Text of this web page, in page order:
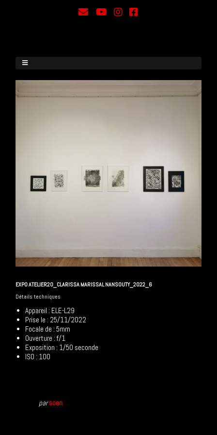
EXPO ATELIER20_CLARISSA MARISSAL NANSOUTY_2022_6
Détails techniques
Appareil : ELE-L29
Prise le : 25/11/2022
Focale de : 5mm
Ouverture : f/1
Exposition : 1/50 seconde
ISO : 100
parsoen